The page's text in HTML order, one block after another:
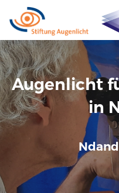
JETZT SPENDEN
HOME
AKTUELLES
PROJEKTE
STORIES
SPONSOREN
FÖRDERANTRÄGE
IMPRESSUM
Augenlicht
in